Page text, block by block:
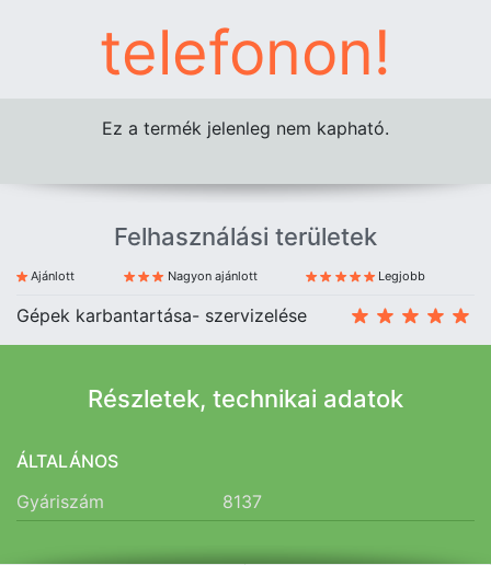
telefonon!
Ez a termék jelenleg nem kapható.
Felhasználási területek
Ajánlott Nagyon ajánlott Legjobb
Gépek karbantartása- szervizelése
Részletek, technikai adatok
ÁLTALÁNOS
Gyáriszám
8137